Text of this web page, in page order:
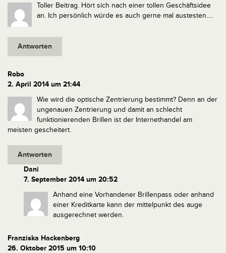
Toller Beitrag. Hört sich nach einer tollen Geschäftsidee
an. Ich persönlich würde es auch gerne mal austesten….
Antworten
Robo
2. April 2014 um 21:44
Wie wird die optische Zentrierung bestimmt? Denn an der
ungenauen Zentrierung und damit an schlecht
funktionierenden Brillen ist der Internethandel am
meisten gescheitert.
Antworten
Dani
7. September 2014 um 20:52
Anhand eine Vorhandener Brillenpass oder anhand
einer Kreditkarte kann der mittelpunkt des auge
ausgerechnet werden.
Franziska Hackenberg
26. Oktober 2015 um 10:10